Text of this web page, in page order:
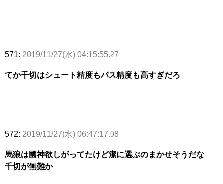
571: 2019/11/27(水) 04:15:55.27
てか千切はシュート精度もパス精度も高すぎだろ
572: 2019/11/27(水) 06:47:17.08
馬狼は國神欲しがってたけど潔に選ぶのまかせそうだな
千切が無難か